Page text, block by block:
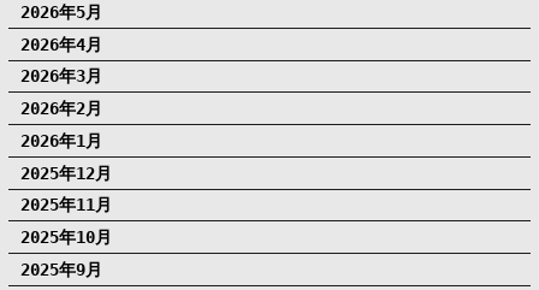
2026年5月
2026年4月
2026年3月
2026年2月
2026年1月
2025年12月
2025年11月
2025年10月
2025年9月